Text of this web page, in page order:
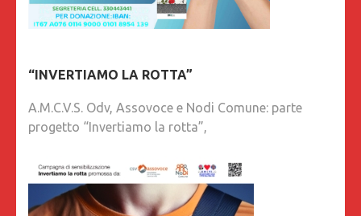
“INVERTIAMO LA ROTTA”
A.M.C.V.S. Odv, Assovoce e Nodi Comune: parte
progetto “Invertiamo la rotta”,